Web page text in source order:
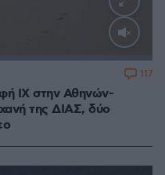
ΙΧ στην Αθηνών-
της ΔΙΑΣ, δύο
117